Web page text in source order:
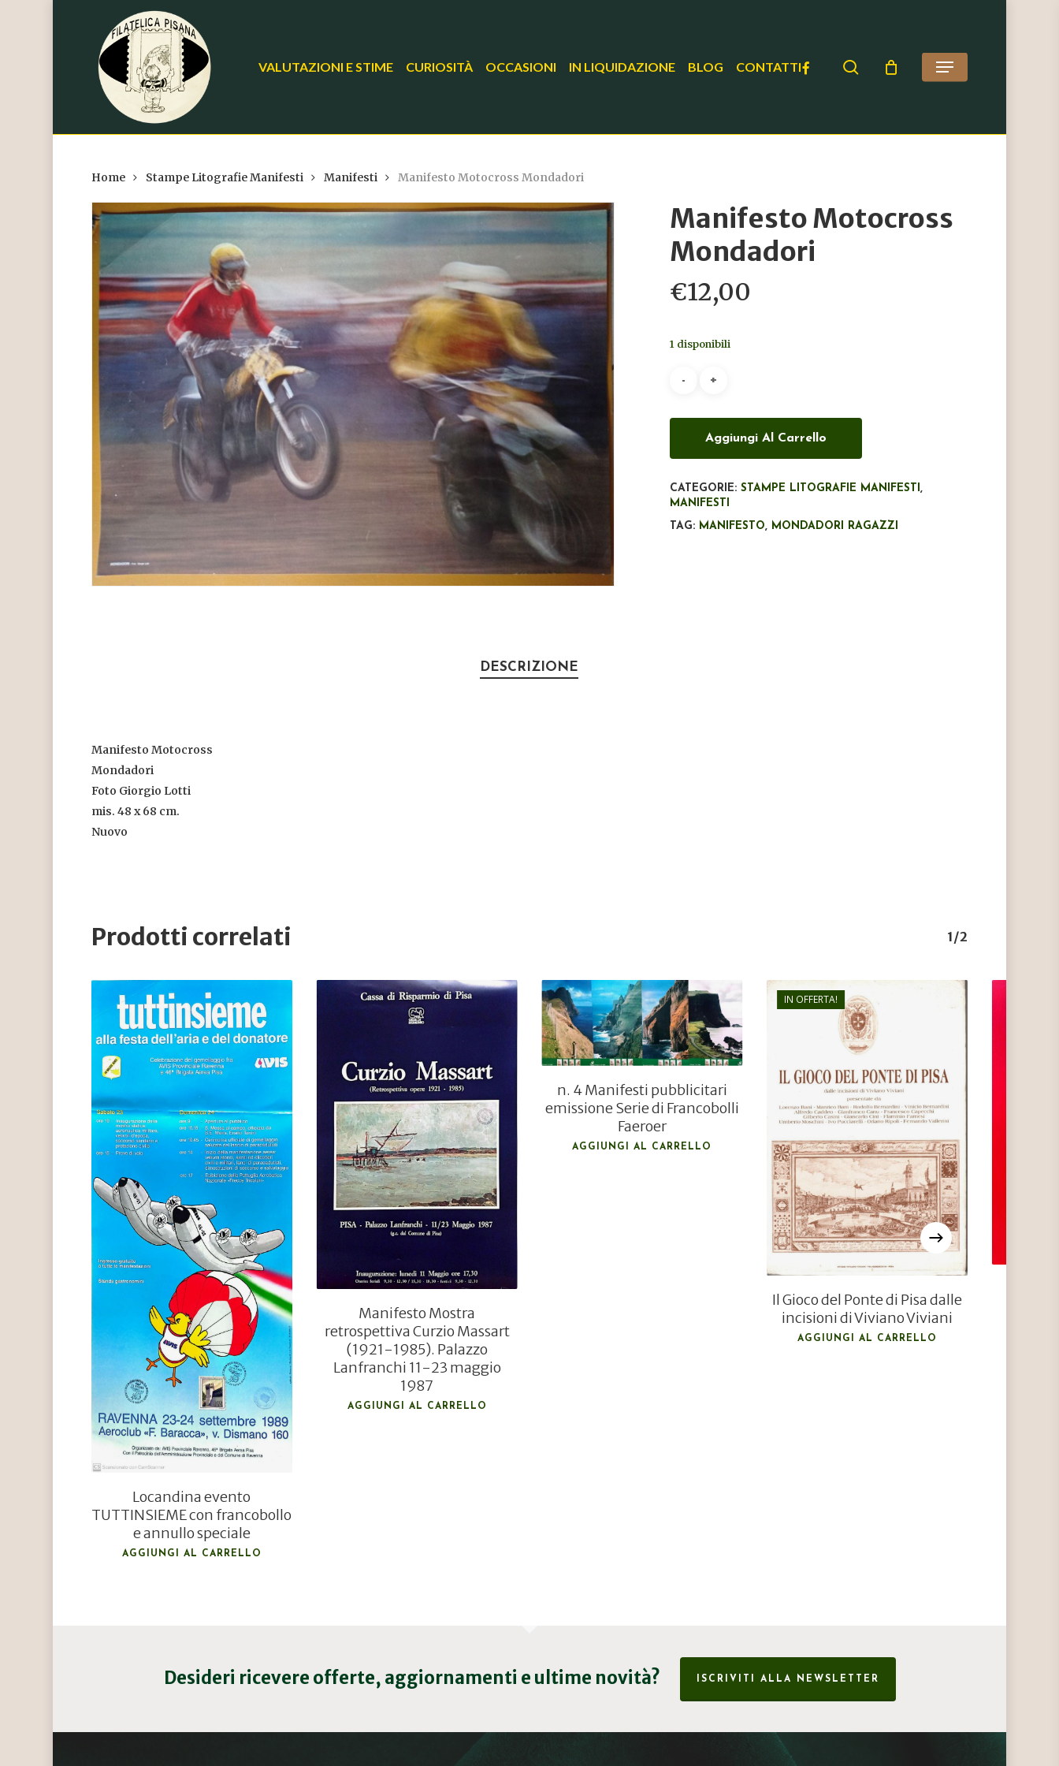
Hit enter to search or ESC to close
VALUTAZIONI E STIME CURIOSITÀ OCCASIONI IN LIQUIDAZIONE BLOG CONTATTIFACEBOOK search Menu
Home Stampe Litografie Manifesti Manifesti Manifesto Motocross Mondadori
Manifesto Motocross
Mondadori
€12,00
1 disponibili
Aggiungi Al Carrello
CATEGORIE:STAMPE LITOGRAFIE MANIFESTI,
MANIFESTI
TAG: MANIFESTO, MONDADORI RAGAZZI
DESCRIZIONE
Manifesto Motocross
Mondadori
Foto Giorgio Lotti
mis. 48 x 68 cm.
Nuovo
Prodotti correlati 1/2
3,00
Locandina evento
TUTTINSIEME con francobollo
e annullo speciale
AGGIUNGI AL CARRELLO
€10,00
Manifesto Mostra
retrospettiva Curzio Massart
(1921-1985). Palazzo
Lanfranchi 11-23 maggio
1987
AGGIUNGI AL CARRELLO
€10,00
n. 4 Manifesti pubblicitari
emissione Serie di Francobolli
Faeroer
AGGIUNGI AL CARRELLO
IN OFFERTA!
€300,00
€150,00
Il Gioco del Ponte di Pisa dalle
incisioni di Viviano Viviani
AGGIUNGI AL CARRELLO
Desideri ricevere offerte, aggiornamenti e ultime novità? ISCRIVITI ALLA NEWSLETTER